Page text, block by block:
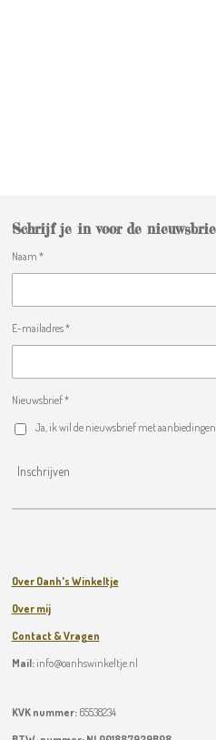
Schrijf je in voor de
Naam *
E-mailadres *
Nieuwsbrief *
Ja, ik wil de nieuwsbrief met
Inschrijven
Over Oanh's Winkeltje
Over mij
Contact & Vragen
Mail:info@oanhswinkeltje.nl
KVK nummer: 65538234